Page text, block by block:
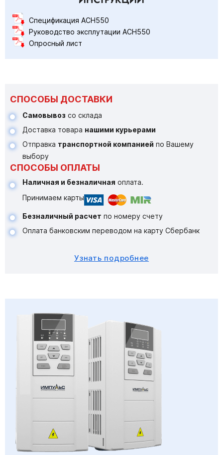
Спецификация ACH550
Руководство эксплутации ACH550
Опросный лист
СПОСОБЫ ДОСТАВКИ
Самовывоз со склада
Доставка товара нашими курьерами
Отправка транспортной компанией по Вашему
выбору
СПОСОБЫ ОПЛАТЫ
Наличная и безналичная оплата.
Принимаем карты
Безналичный расчет по номеру счету
Оплата банковским переводом на карту Сбербанк
Узнать подробнее